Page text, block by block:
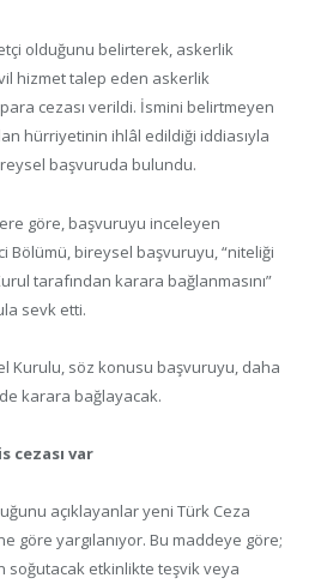
olduğunu belirterek, askerlik
hizmet talep eden askerlik
cezası verildi. İsmini belirtmeyen
hürriyetinin ihlâl edildiği iddiasıyla
başvuruda bulundu.
göre, başvuruyu inceleyen
Bölümü, bireysel başvuruyu, “niteliği
tarafından karara bağlanmasını”
sevk etti.
Kurulu, söz konusu başvuruyu, daha
karara bağlayacak.
cezası var
açıklayanlar yeni Türk Ceza
göre yargılanıyor. Bu maddeye göre;
soğutacak etkinlikte teşvik veya